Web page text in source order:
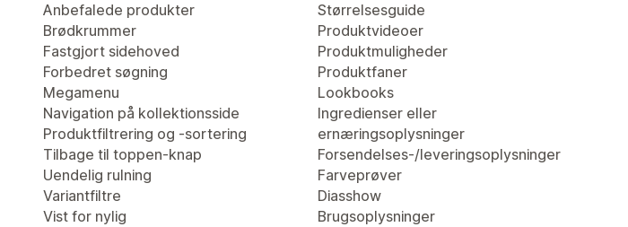
Anbefalede produkter
Brødkrummer
Fastgjort sidehoved
Forbedret søgning
Megamenu
Navigation på kollektionsside
Produktfiltrering og -sortering
Tilbage til toppen-knap
Uendelig rulning
Variantfiltre
Vist for nylig
Størrelsesguide
Produktvideoer
Produktmuligheder
Produktfaner
Lookbooks
Ingredienser eller
ernæringsoplysninger
Forsendelses-/leveringsoplysninger
Farveprøver
Diasshow
Brugsoplysninger